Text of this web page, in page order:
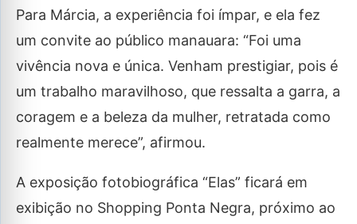
Para Márcia, a experiência foi ímpar, e ela fez
um convite ao público manauara: “Foi uma
vivência nova e única. Venham prestigiar, pois é
um trabalho maravilhoso, que ressalta a garra, a
coragem e a beleza da mulher, retratada como
realmente merece”, afirmou.
A exposição fotobiográfica “Elas” ficará em
exibição no Shopping Ponta Negra, próximo ao